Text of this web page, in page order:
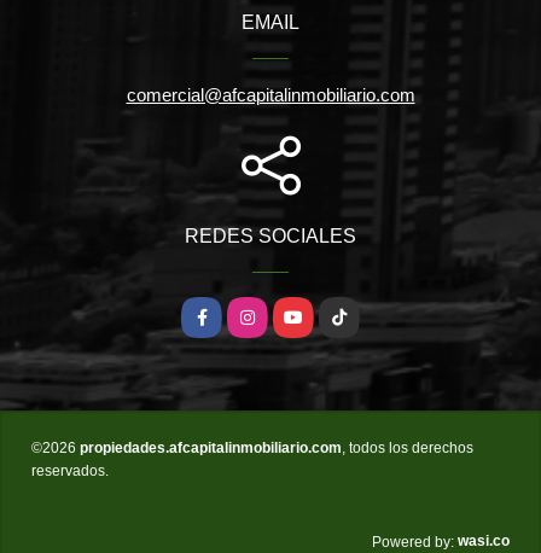
EMAIL
comercial@afcapitalinmobiliario.com
REDES SOCIALES
FacebookInstagramYouTubeTikTok
©2026 propiedades.afcapitalinmobiliario.com, todos los derechos
reservados.
Powered by: wasi.co